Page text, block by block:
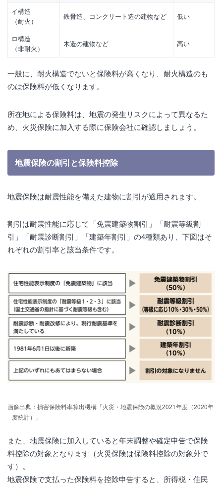
イ構造
（耐火）
鉄骨造、コンクリート造の建物など 低い
ロ構造
（非耐火）
木造の建物など 高い
一般に、耐火構造でないと保険料が高くなり、耐火構造のも
のは保険料が低くなります。
所在地による保険料は、地震の発生リスクによって異なるた
め、火災保険に加入する際に保険会社に確認しましょう。
地震保険の割引と保険料控除
地震保険は耐震性能を備えた建物に割引が適用されます。
割引は耐震性能に応じて「免震建築物割引」「耐震等級割
引」「耐震診断割引」「建築年割引」の4種類あり、下図はそ
れぞれの割引率と該当条件です。
画像出典：損害保険料率算出機構「火災・地震保険の概況2021年度（2020年
度統計）」
また、地震保険に加入していると年末調整や確定申告で保険
料控除の対象となります（火災保険は保険料控除の対象外で
す）。
地震保険で支払った保険料を控除申告すると、所得税・住民